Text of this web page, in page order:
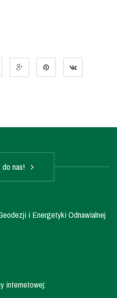
do nas!
i Energetyki Odnawialnej
internetowej: